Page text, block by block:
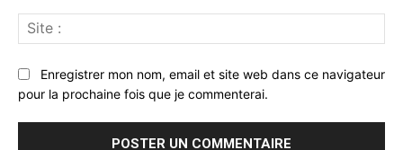
:
Enregistrer mon nom, email et site web dans ce navigateur
pour la prochaine fois que je commenterai.